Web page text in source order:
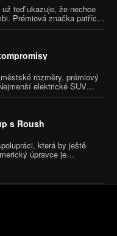
teď ukazuje, že nechce
Prémiová značka patřící
o model Z9 GT, který
řízením. Vůz
tisíc koní, ale i
dominance
rozměry, prémiový
elektrické SUV
kol a výkon, který se
u něj platí, že dobrý
s Roush
která by ještě
úpravce je
Ram. Výsledkem má
2026.